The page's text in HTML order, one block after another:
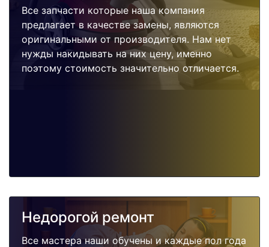
Все запчасти которые наша компания
предлагает в качестве замены, являются
оригинальными от производителя. Нам нет
нужды накидывать на них цену, именно
поэтому стоимость значительно отличается.
Недорогой ремонт
Все мастера наши обучены и каждые пол года